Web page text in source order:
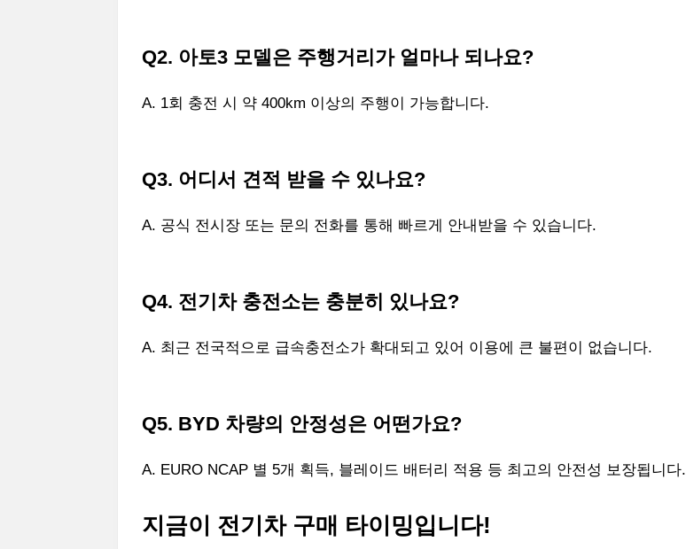
Q2. 아토3 모델은 주행거리가 얼마나 되나요?
A. 1회 충전 시 약 400km 이상의 주행이 가능합니다.
Q3. 어디서 견적 받을 수 있나요?
A. 공식 전시장 또는 문의 전화를 통해 빠르게 안내받을 수 있습니다.
Q4. 전기차 충전소는 충분히 있나요?
A. 최근 전국적으로 급속충전소가 확대되고 있어 이용에 큰 불편이 없습니다.
Q5. BYD 차량의 안정성은 어떤가요?
A. EURO NCAP 별 5개 획득, 블레이드 배터리 적용 등 최고의 안전성 보장됩니다.
지금이 전기차 구매 타이밍입니다!